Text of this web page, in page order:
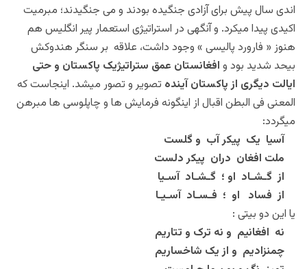
اندی سال پیش برای آزادی جنگیده بودند و می جنگیدند؛ مبرمیت
اکیدی پیدا میکرد. و آنگهی در استراتیژی استعمار پیر انگلیس هم
هنوز « فارورد پالیسی » وجود داشت، علاقه بر سنگر هندوکش
بیحد شدید بود و افغانستان عمق ستراتیژیک پاکستان و حتی
ایالت دیگری از پاکستان آینده تصویر و تصور میشد. اینجاست که
المعنی فی البطن اقبال از اینگونه فرمایش ها و چاپلوسی ها مبرهن
میگردد:
آسیا یک پیکر آب و گلست
ملت افغان دران پیکر دلست
از گـشـاد او ؛ گـشـاد آسـیا
از فساد او ؛ فـسـاد آسـیـا
یا این دو بیتی :
نه افغانیم و نه ترک و تتاریم
چمنزادیم و از یک شاخساریم